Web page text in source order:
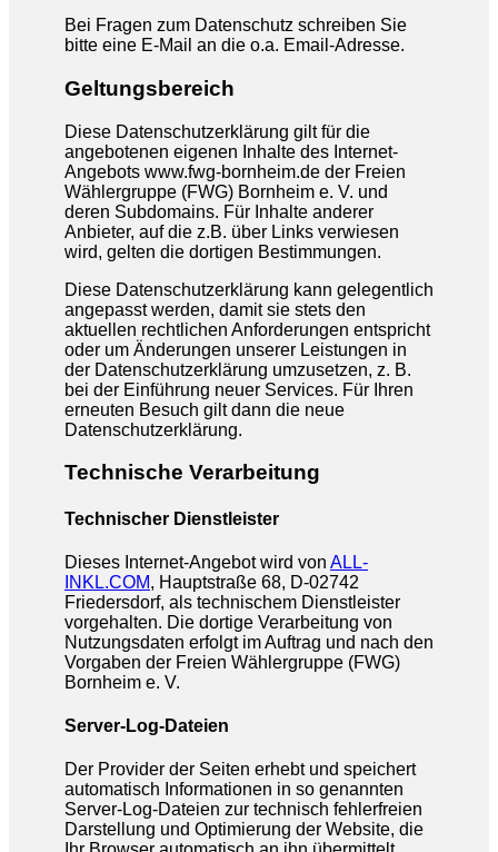
Bei Fragen zum Datenschutz schreiben Sie
bitte eine E-Mail an die o.a. Email-Adresse.
Geltungsbereich
Diese Datenschutzerklärung gilt für die
angebotenen eigenen Inhalte des Internet-
Angebots www.fwg-bornheim.de der Freien
Wählergruppe (FWG) Bornheim e. V. und
deren Subdomains. Für Inhalte anderer
Anbieter, auf die z.B. über Links verwiesen
wird, gelten die dortigen Bestimmungen.
Diese Datenschutzerklärung kann gelegentlich
angepasst werden, damit sie stets den
aktuellen rechtlichen Anforderungen entspricht
oder um Änderungen unserer Leistungen in
der Datenschutzerklärung umzusetzen, z. B.
bei der Einführung neuer Services. Für Ihren
erneuten Besuch gilt dann die neue
Datenschutzerklärung.
Technische Verarbeitung
Technischer Dienstleister
Dieses Internet-Angebot wird von ALL-
INKL.COM, Hauptstraße 68, D-02742
Friedersdorf, als technischem Dienstleister
vorgehalten. Die dortige Verarbeitung von
Nutzungsdaten erfolgt im Auftrag und nach den
Vorgaben der Freien Wählergruppe (FWG)
Bornheim e. V.
Server-Log-Dateien
Der Provider der Seiten erhebt und speichert
automatisch Informationen in so genannten
Server-Log-Dateien zur technisch fehlerfreien
Darstellung und Optimierung der Website, die